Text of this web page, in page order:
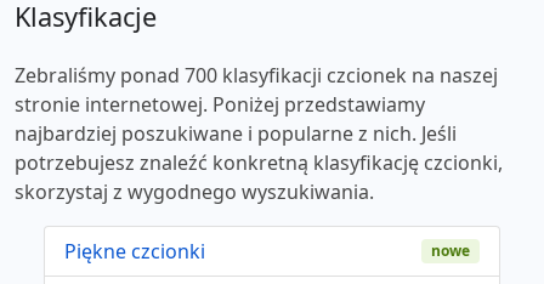
Klasyfikacje
Zebraliśmy ponad 700 klasyfikacji czcionek na naszej
stronie internetowej. Poniżej przedstawiamy
najbardziej poszukiwane i popularne z nich. Jeśli
potrzebujesz znaleźć konkretną klasyfikację czcionki,
skorzystaj z wygodnego wyszukiwania.
Piękne czcionki nowe